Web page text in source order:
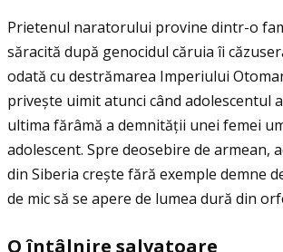
Prietenul naratorului provine dintr-o
săracită după genocidul căruia îi
odată cu destrămarea Imperiului
privește uimit atunci când adolescentul
ultima fărâmă a demnităţii unei femei
adolescent. Spre deosebire de armean,
din Siberia crește fără exemple demne
de mic să se apere de lumea dură din
Oîntâlnire salvatoare